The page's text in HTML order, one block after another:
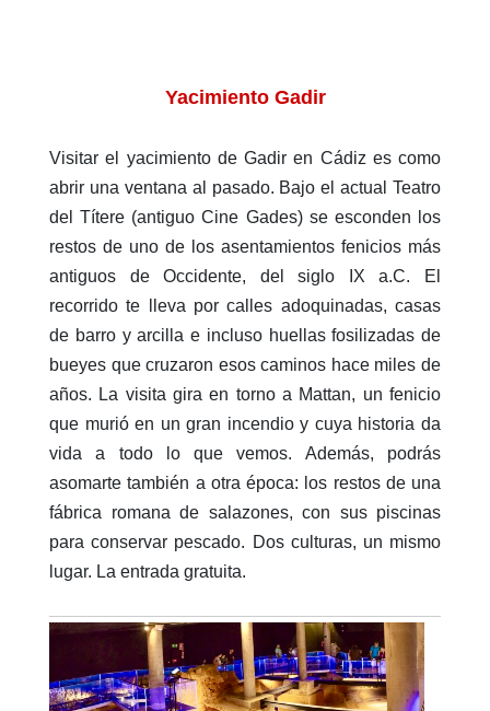
Yacimiento Gadir
Visitar el yacimiento de Gadir en Cádiz es como
abrir una ventana al pasado. Bajo el actual Teatro
del Títere (antiguo Cine Gades) se esconden los
restos de uno de los asentamientos fenicios más
antiguos de Occidente, del siglo IX a.C. El
recorrido te lleva por calles adoquinadas, casas
de barro y arcilla e incluso huellas fosilizadas de
bueyes que cruzaron esos caminos hace miles de
años. La visita gira en torno a Mattan, un fenicio
que murió en un gran incendio y cuya historia da
vida a todo lo que vemos. Además, podrás
asomarte también a otra época: los restos de una
fábrica romana de salazones, con sus piscinas
para conservar pescado. Dos culturas, un mismo
lugar. La entrada gratuita.